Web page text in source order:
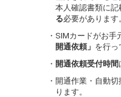
本人確認書類に
る必要があります
・SIMカードがお手
開通依頼」 を行っ
・ 開通依頼受付時間
・開通作業・自動切
ります。